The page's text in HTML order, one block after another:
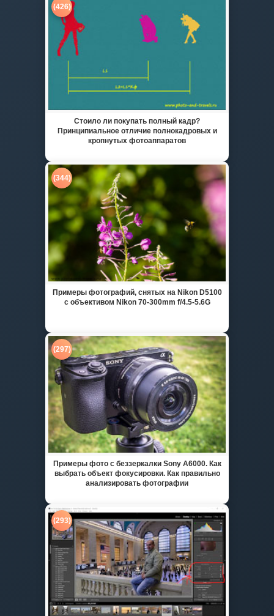
(426)
Стоило ли покупать полный кадр?
Принципиальное отличие полнокадровых и
кропнутых фотоаппаратов
(344)
Примеры фотографий, снятых на Nikon D5100
с объективом Nikon 70-300mm f/4.5-5.6G
(297)
Примеры фото с беззеркалки Sony A6000. Как
выбрать объект фокусировки. Как правильно
анализировать фотографии
(293)